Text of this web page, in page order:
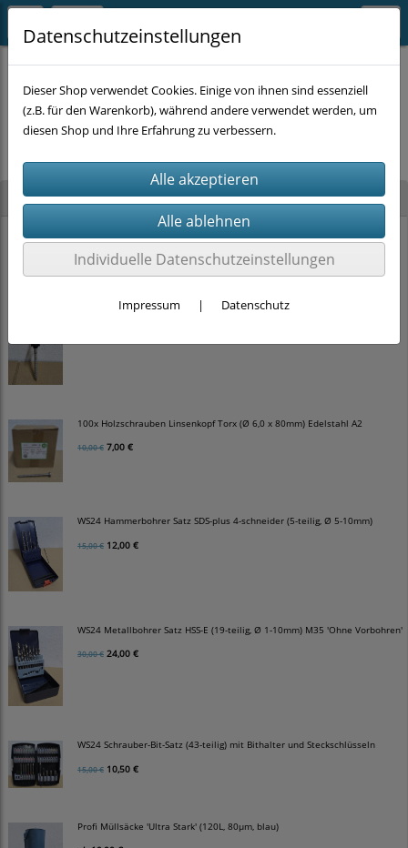
Neu im Shop
PRITEX Einhand-Bauschaumpistole mit PTFE Beschichtung (2K-Griff)
15,00 €
Stockschrauben Solar Edelstahl (M10 x 200mm, SW 7) DIN 6923 + EPDM
100x Holzschrauben Linsenkopf Torx (Ø 6,0 x 80mm) Edelstahl A2
10,00 € 7,00 €
WS24 Hammerbohrer Satz SDS-plus 4-schneider (5-teilig, Ø 5-10mm)
15,00 € 12,00 €
WS24 Metallbohrer Satz HSS-E (19-teilig, Ø 1-10mm) M35 'Ohne Vorbohren'
30,00 € 24,00 €
WS24 Schrauber-Bit-Satz (43-teilig) mit Bithalter und Steckschlüsseln
15,00 € 10,50 €
Profi Müllsäcke 'Ultra Stark' (120L, 80µm, blau)
Es wurden leider keine Produkte gefunden.
Datenschutzeinstellungen
Dieser Shop verwendet Cookies. Einige von ihnen sind essenziell
(z.B. für den Warenkorb), während andere verwendet werden, um
diesen Shop und Ihre Erfahrung zu verbessern.
Individuelle Datenschutzeinstellungen
Impressum | Datenschutz